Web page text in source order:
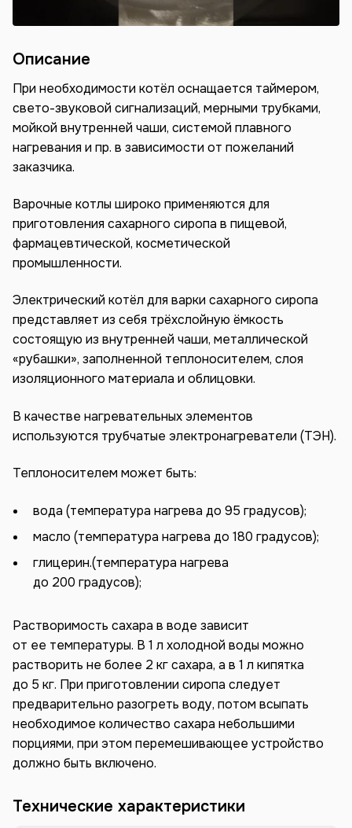
Описание
При необходимости котёл оснащается таймером,
свето-звуковой сигнализаций, мерными трубками,
мойкой внутренней чаши, системой плавного
нагревания и пр. в зависимости от пожеланий
заказчика.
Варочные котлы широко применяются для
приготовления сахарного сиропа в пищевой,
фармацевтической, косметической
промышленности.
Электрический котёл для варки сахарного сиропа
представляет из себя трёхслойную ёмкость
состоящую из внутренней чаши, металлической
«рубашки», заполненной теплоносителем, слоя
изоляционного материала и облицовки.
В качестве нагревательных элементов
используются трубчатые электронагреватели (ТЭН).
Теплоносителем может быть:
вода (температура нагрева до 95 градусов);
масло (температура нагрева до 180 градусов);
глицерин.(температура нагрева
до 200 градусов);
Растворимость сахара в воде зависит
от ее температуры. В 1 л холодной воды можно
растворить не более 2 кг сахара, а в 1 л кипятка
до 5 кг. При приготовлении сиропа следует
предварительно разогреть воду, потом всыпать
необходимое количество сахара небольшими
порциями, при этом перемешивающее устройство
должно быть включено.
Технические характеристики